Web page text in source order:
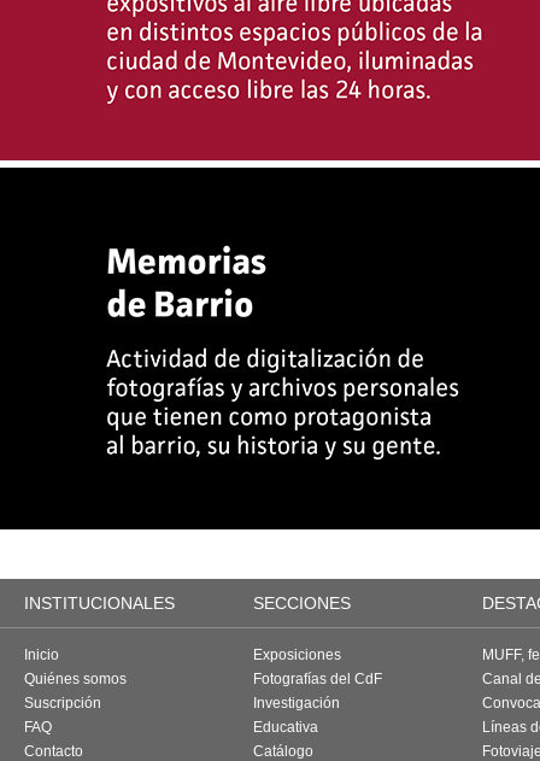
INSTITUCIONALES SECCIONES
Inicio
Quiénes somos
Suscripción
FAQ
Contacto
Exposiciones
Fotografías del CdF
Investigación
Educativa
Catálogo
MUFF,
Canal
Líneas